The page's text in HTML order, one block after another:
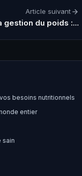
Article suivant
gestion du poids :...
besoins nutritionnels
entier
sain